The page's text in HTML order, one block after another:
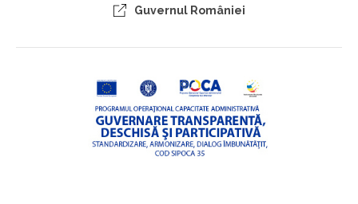
Guvernul României